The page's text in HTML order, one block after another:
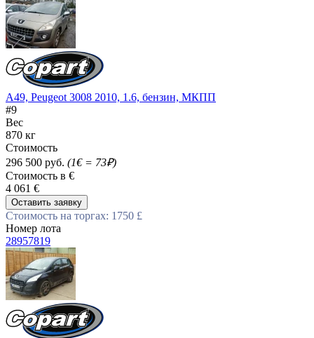
A49, Peugeot 3008 2010, 1.6, бензин, МКПП
#9
Вес
870 кг
Стоимость
296 500 руб. (1€ = 73₽)
Стоимость в €
4 061 €
Оставить заявку
Стоимость на торгах: 1750 £
Номер лота
28957819